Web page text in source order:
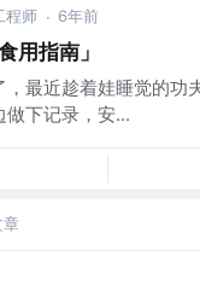
程师 · 6年前
用指南」
，最近趁着娃睡觉的功
下记录，安...